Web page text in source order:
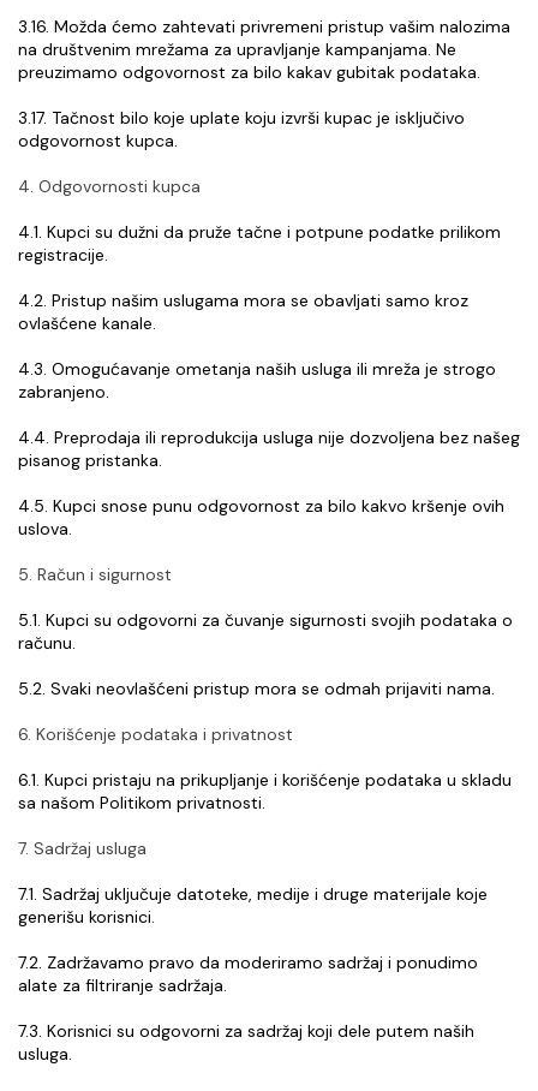
3.16. Možda ćemo zahtevati privremeni pristup vašim nalozima
na društvenim mrežama za upravljanje kampanjama. Ne
preuzimamo odgovornost za bilo kakav gubitak podataka.
3.17. Tačnost bilo koje uplate koju izvrši kupac je isključivo
odgovornost kupca.
4. Odgovornosti kupca
4.1. Kupci su dužni da pruže tačne i potpune podatke prilikom
registracije.
4.2. Pristup našim uslugama mora se obavljati samo kroz
ovlašćene kanale.
4.3. Omogućavanje ometanja naših usluga ili mreža je strogo
zabranjeno.
4.4. Preprodaja ili reprodukcija usluga nije dozvoljena bez našeg
pisanog pristanka.
4.5. Kupci snose punu odgovornost za bilo kakvo kršenje ovih
uslova.
5. Račun i sigurnost
5.1. Kupci su odgovorni za čuvanje sigurnosti svojih podataka o
računu.
5.2. Svaki neovlašćeni pristup mora se odmah prijaviti nama.
6. Korišćenje podataka i privatnost
6.1. Kupci pristaju na prikupljanje i korišćenje podataka u skladu
sa našom Politikom privatnosti.
7. Sadržaj usluga
7.1. Sadržaj uključuje datoteke, medije i druge materijale koje
generišu korisnici.
7.2. Zadržavamo pravo da moderiramo sadržaj i ponudimo
alate za filtriranje sadržaja.
7.3. Korisnici su odgovorni za sadržaj koji dele putem naših
usluga.